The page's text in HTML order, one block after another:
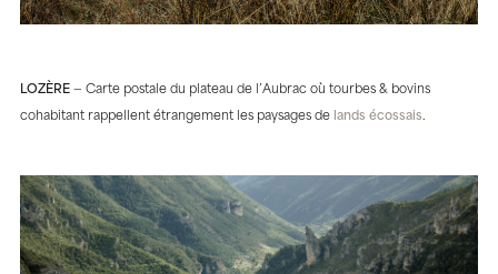
LOZÈRE — Carte postale du plateau de l’Aubrac où tourbes & bovins
cohabitant rappellent étrangement les paysages de lands écossais.